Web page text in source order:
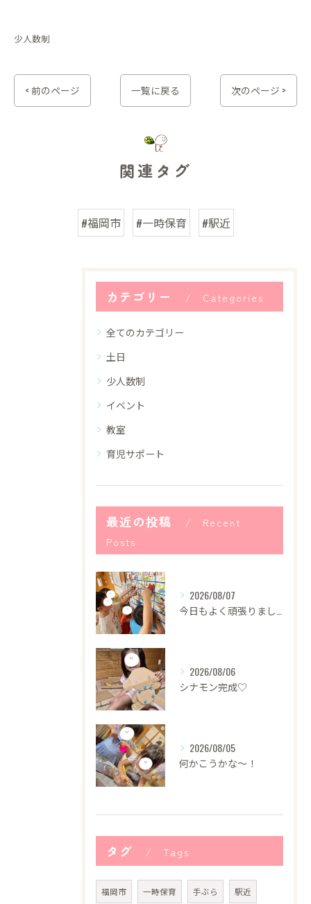
少人数制
< 前のページ 一覧に戻る 次のページ >
関連タグ
#福岡市 #一時保育 #駅近
カテゴリー Categories
全てのカテゴリー
土日
少人数制
イベント
教室
育児サポート
最近の投稿
Recent
Posts
2026/08/07
2026/08/06
シナモン完成♡
2026/08/05
何かこうかな〜！
タグ Tags
福岡市 一時保育 手ぶら 駅近